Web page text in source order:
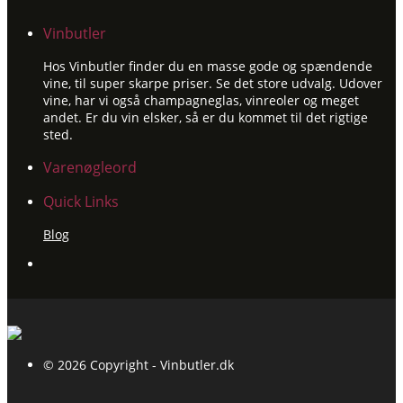
Vinbutler
Hos Vinbutler finder du en masse gode og spændende
vine, til super skarpe priser. Se det store udvalg. Udover
vine, har vi også champagneglas, vinreoler og meget
andet. Er du vin elsker, så er du kommet til det rigtige
sted.
Varenøgleord
Quick Links
Blog
© 2026 Copyright - Vinbutler.dk